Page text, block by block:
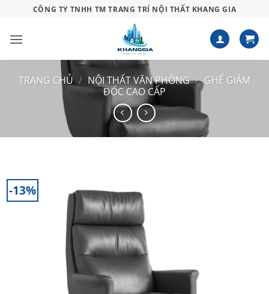
nội
CÔNG TY TNHH TM TRANG TRÍ NỘI THẤT KHANG GIA
TRANG CHỦ / NỘI THẤT VĂN PHÒNG / GHẾ GIÁM
ĐỐC CAO CẤP
-13%